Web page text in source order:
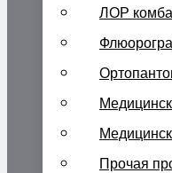
ЛОР
Прочая